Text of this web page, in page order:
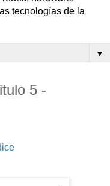
tecnologías de la
▼
5 -